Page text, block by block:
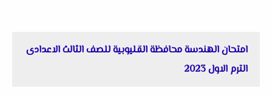
امتحان الهندسة محافظة القليوبية للصف الثالث الاعدادى
الترم الاول 2023